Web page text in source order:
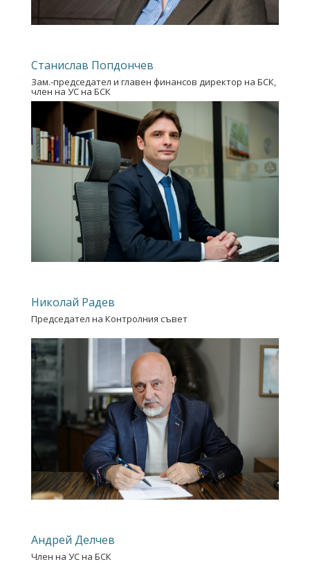
Станислав Попдончев
Зам.-председател и главен финансов директор на БСК,
член на УС на БСК
Николай Радев
Председател на Контролния съвет
Андрей Делчев
Член на УС на БСК